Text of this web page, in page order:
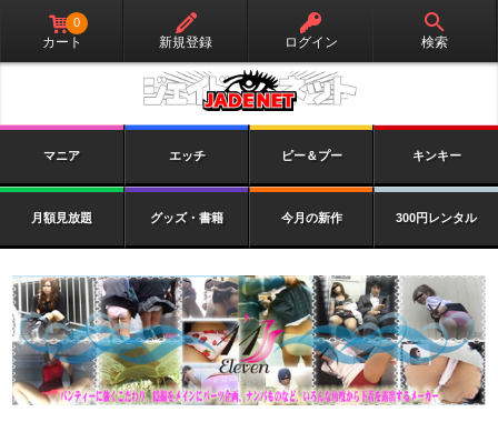
カート
0
新規登録 ログイン 検索
マニア エッチ ピー＆プー キンキー
月額見放題 グッズ・書籍 今月の新作 300円レンタル